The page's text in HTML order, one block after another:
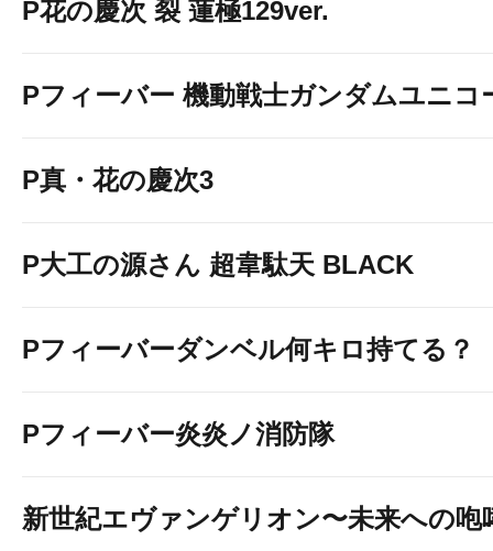
P花の慶次 裂 蓮極129ver.
Pフィーバー 機動戦士ガンダムユニコ
P真・花の慶次3
P大工の源さん 超韋駄天 BLACK
Pフィーバーダンベル何キロ持てる？
Pフィーバー炎炎ノ消防隊
新世紀エヴァンゲリオン〜未来への咆